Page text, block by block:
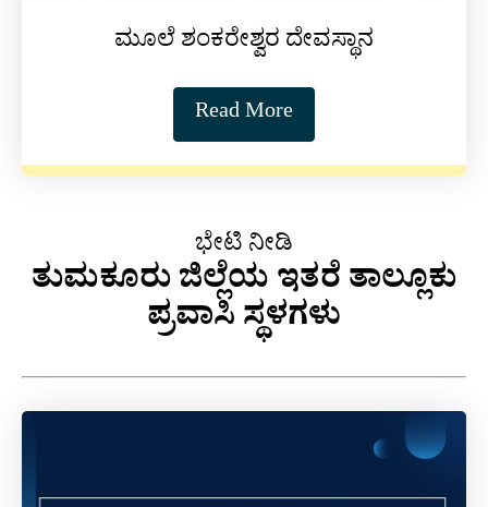
ಮೂಲೆ ಶಂಕರೇಶ್ವರ ದೇವಸ್ಥಾನ
Read More
ಭೇಟಿ ನೀಡಿ
ತುಮಕೂರು ಜಿಲ್ಲೆಯ ಇತರೆ ತಾಲ್ಲೂಕು
ಪ್ರವಾಸಿ ಸ್ಥಳಗಳು